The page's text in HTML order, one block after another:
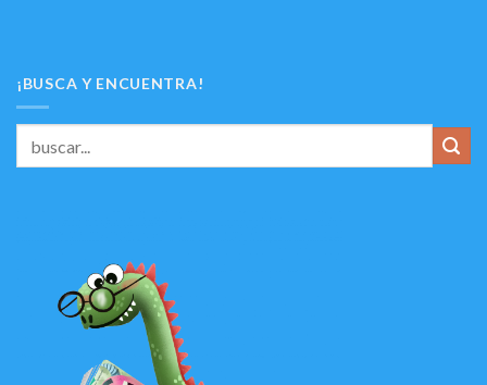
¡BUSCA Y ENCUENTRA!